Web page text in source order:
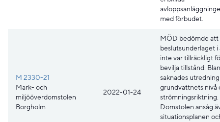
med förbudet.
M 2330-21
Mark- och
miljööverdomstolen
Borgholm
2022-01-24
MÖD bedömde att
beslutsunderlaget
inte var tillräckligt
bevilja tillstånd.
saknades
grundvattnets nivå
strömningsriktning.
Domstolen ansåg
situationsplanen